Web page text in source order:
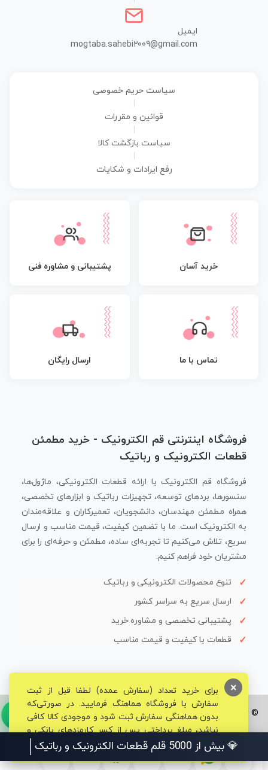
ایمیل
mogtaba.sahebi2009@gmail.com
سیاست حریم خصوصی
قوانین و مقررات
سیاست بازگشت کالا
رفع ایرادات و شکایات
خرید آسان پشتیبانی و مشاوره فنی
تماس با ما ارسال رایگان
فروشگاه اینترنتی قم الکترونیک - خرید مطمئن
قطعات الکترونیک و رباتیک
فروشگاه قم الکترونیک با ارائه قطعات الکترونیکی، ماژول‌ها،
سنسورها، بردهای توسعه، تجهیزات رباتیک و ابزارهای تخصصی،
همراه مطمئن مهندسان، دانشجویان، تعمیرکاران و علاقه‌مندان
به الکترونیک است. ما با تضمین کیفیت، قیمت مناسب و ارسال
سریع، تلاش می‌کنیم تا تجربه‌ای ساده، مطمئن و حرفه‌ای را برای
مشتریان خود فراهم کنیم.
تنوع محصولات الکترونیکی و رباتیک
ارسال سریع به سراسر کشور
پشتیبانی تخصصی و مشاوره خرید
قطعات با کیفیت و قیمت مناسب
© تمامی حقوق برای فروشگاه تخصصی قم الکترونیک محفوظ می‌باشد.
برای خرید تعداد (سفارش عمده) لطفا قبل از ثبت
سفارش با فروشگاه هماهنگ فرمایید. در صورتی‌که
بدون هماهنگی سفارش ثبت شود و موجودی کالا کافی
نباشد، مبلغ پرداختی پس از کسر کارمزدهای بانکی و
مالیاتی به حساب شما بازگشت داده خواهد شد.
×
💎 بیش از 5000 قلم قطعات الکترونیک و رباتیک